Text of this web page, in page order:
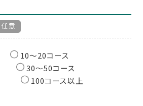
任意
10〜20コース
30〜50コース
100コース以上